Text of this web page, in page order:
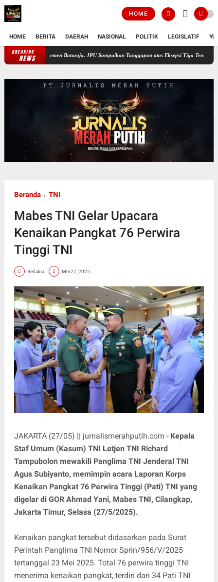
HOME
HOME BERITA DAERAH NASIONAL POLITIK LEGISLATIF
BREAKING
NEWS
PT Semen Baturaja, JPU Sampaikan Tanggapan atas Eksepsi Tiga Terdakwa Jelang
Beranda TNI
Mabes TNI Gelar Upacara
Kenaikan Pangkat 76 Perwira
Tinggi TNI
Redaksi Mei 27, 2025
JAKARTA (27/05) || jurnalismerahputih.com - Kepala
Staf Umum (Kasum) TNI Letjen TNI Richard
Tampubolon mewakili Panglima TNI Jenderal TNI
Agus Subiyanto, memimpin acara Laporan Korps
Kenaikan Pangkat 76 Perwira Tinggi (Pati) TNI yang
digelar di GOR Ahmad Yani, Mabes TNI, Cilangkap,
Jakarta Timur, Selasa (27/5/2025).
Kenaikan pangkat tersebut didasarkan pada Surat
Perintah Panglima TNI Nomor Sprin/956/V/2025
tertanggal 23 Mei 2025. Total 76 perwira tinggi TNI
menerima kenaikan pangkat, terdiri dari 34 Pati TNI